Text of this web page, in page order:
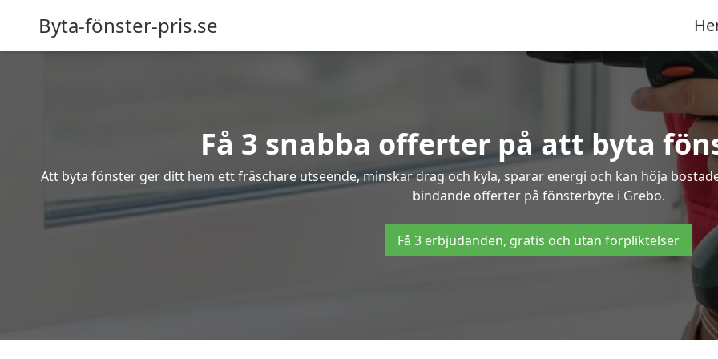
Byta-fönster-pris.se
Få 3 snabba offerter på att byta
Att byta fönster ger ditt hem ett fräschare utseende, minskar drag och kyla, sparar energi och kan höja
bindande offerter på fönsterbyte i Grebo.
Få 3 erbjudanden, gratis och utan förpliktelser